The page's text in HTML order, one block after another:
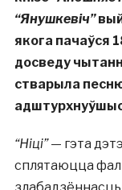
“Янушкевіч”
якога пачаўся
досведу
стварыла
“Ніці”— гэта
сплятаюцца